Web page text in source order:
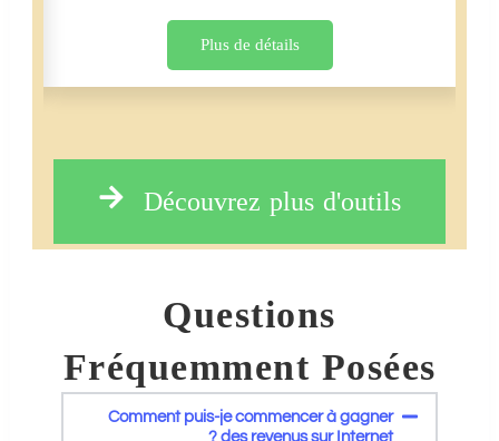
Plus de détails
Découvrez plus d'outils
Questions
Fréquemment Posées
Comment puis-je commencer à gagner
des revenus sur Internet ?